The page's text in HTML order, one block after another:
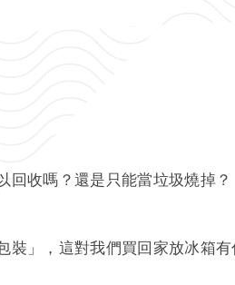
回收嗎？還是只能當垃圾燒掉？
裝」，這對我們買回家放冰箱有